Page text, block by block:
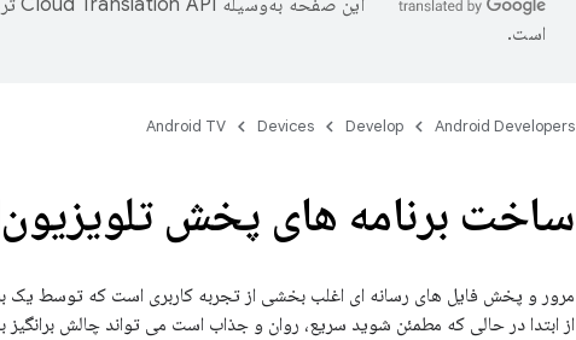
این صفحه به‌وسیله
است.
Android Developers
Develop
Devices
Android TV
ساخت برنامه های پخش تلویزیون
مرور و پخش فایل های رسانه ای اغلب بخشی از تجربه کاربری است که توسط یک
از ابتدا در حالی که مطمئن شوید سریع، روان و جذاب است می تواند چالش